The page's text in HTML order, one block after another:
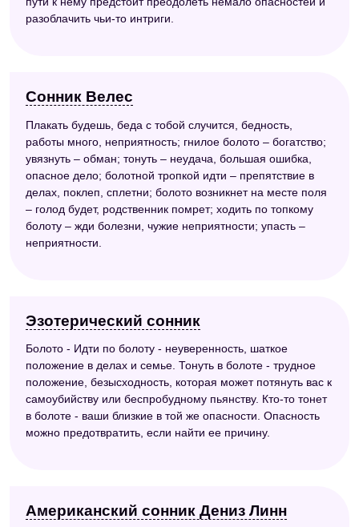
разоблачить чьи-то интриги.
Сонник Велес
Плакать будешь, беда с тобой случится, бедность,
работы много, неприятность; гнилое болото – богатство;
увязнуть – обман; тонуть – неудача, большая ошибка,
опасное дело; болотной тропкой идти – препятствие в
делах, поклеп, сплетни; болото возникнет на месте поля
– голод будет, родственник помрет; ходить по топкому
болоту – жди болезни, чужие неприятности; упасть –
неприятности.
Эзотерический сонник
Болото - Идти по болоту - неуверенность, шаткое
положение в делах и семье. Тонуть в болоте - трудное
положение, безысходность, которая может потянуть вас к
самоубийству или беспробудному пьянству. Кто-то тонет
в болоте - ваши близкие в той же опасности. Опасность
можно предотвратить, если найти ее причину.
Американский сонник Дениз Линн